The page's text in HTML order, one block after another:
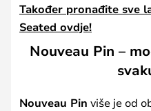
Također pronađite sve
Seated ovdje!
Nouveau Pin –
Nouveau Pin više je od